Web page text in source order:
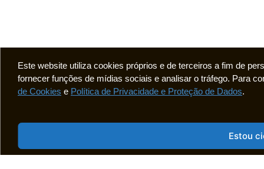
Este website utiliza cookies próprios e de terceiros a fim de
fornecer funções de mídias sociais e analisar o tráfego. Para
de Cookies e Política de Privacidade e Proteção de Dados.
Estou